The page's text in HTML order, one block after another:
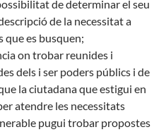
de determinar el seu
de la necessitat a
que es busquen;
on trobar reunides i
dels i ser poders públics i de
la ciutadana que estigui en
atendre les necessitats
pugui trobar propostes